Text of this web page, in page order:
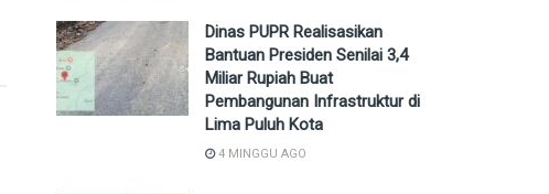
Dinas PUPR Realisasikan
Bantuan Presiden Senilai 3,4
Miliar Rupiah Buat
Pembangunan Infrastruktur di
Lima Puluh Kota
4 MINGGU AGO